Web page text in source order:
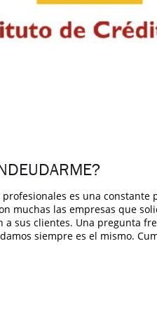
es una
muchas las empresas que
sus clientes. Una pregunta
siempre es el mismo.